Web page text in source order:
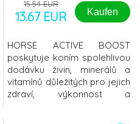
15.54 EUR
13.67 EUR Kaufen
HORSE ACTIVE BOOST
poskytuje koním spolehlivou
dodávku živin, minerálů a
vitamínů důležitých pro jejich
zdraví, výkonnost a